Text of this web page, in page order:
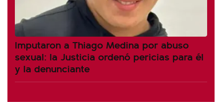
Imputaron a Thiago Medina por abuso
sexual: la Justicia ordenó pericias para él
y la denunciante